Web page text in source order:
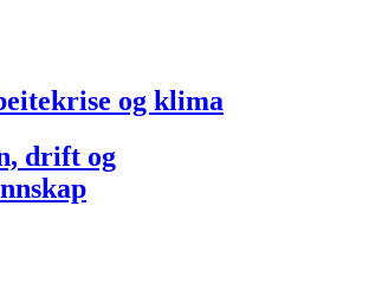
og klima
drift og